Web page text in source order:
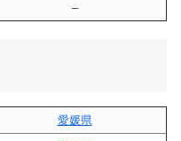
–
愛媛県